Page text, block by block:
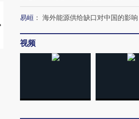
【推广】走进第四届链博
会，让数智科技“链”接产
【特别呈现】寻找100种
易峘 ： 海外能源供给缺口对中国的影响
视频